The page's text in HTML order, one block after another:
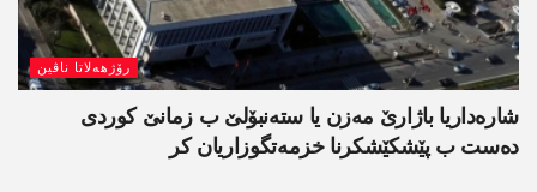
رۆژھەلاتا ناڤین
شارەداریا باژارێ مەزن یا ستەنبۆلێ ب زمانێ کوردی
دەست ب پێشکێشکرنا خزمەتگوزاریان کر